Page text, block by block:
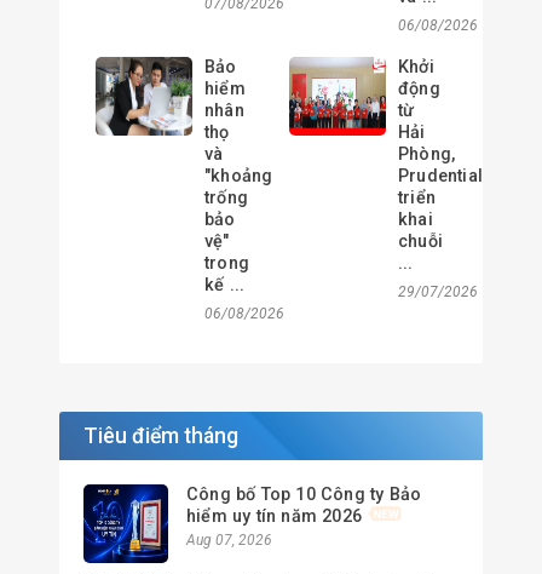
07/08/2026
06/08/2026
Bảo
hiểm
nhân
thọ
và
"khoảng
trống
bảo
vệ"
trong
kế ...
06/08/2026
Khởi
động
từ
Hải
Phòng,
Prudential
triển
khai
chuỗi
...
29/07/2026
Tiêu điểm tháng
Công bố Top 10 Công ty Bảo
hiểm uy tín năm 2026
Aug 07, 2026